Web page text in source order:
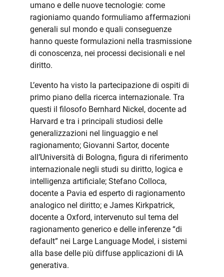
umano e delle nuove tecnologie: come
ragioniamo quando formuliamo affermazioni
generali sul mondo e quali conseguenze
hanno queste formulazioni nella trasmissione
di conoscenza, nei processi decisionali e nel
diritto.
L’evento ha visto la partecipazione di ospiti di
primo piano della ricerca internazionale. Tra
questi il filosofo Bernhard Nickel, docente ad
Harvard e tra i principali studiosi delle
generalizzazioni nel linguaggio e nel
ragionamento; Giovanni Sartor, docente
all’Università di Bologna, figura di riferimento
internazionale negli studi su diritto, logica e
intelligenza artificiale; Stefano Colloca,
docente a Pavia ed esperto di ragionamento
analogico nel diritto; e James Kirkpatrick,
docente a Oxford, intervenuto sul tema del
ragionamento generico e delle inferenze “di
default” nei Large Language Model, i sistemi
alla base delle più diffuse applicazioni di IA
generativa.